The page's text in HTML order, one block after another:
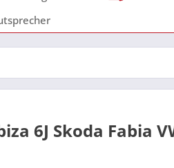
6J Skoda Fabia